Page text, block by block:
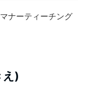
ナーティーチング
え)